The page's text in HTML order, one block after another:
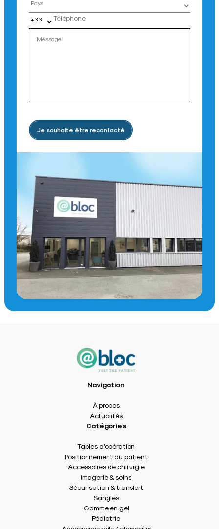
Je souhaite être recontacté
Navigation
À propos
Actualités
Catégories
Tables d’opération
Positionnement du patient
Accessoires de chirurgie
Imagerie & soins
Sécurisation & transfert
Sangles
Gamme en gel
Pédiatrie